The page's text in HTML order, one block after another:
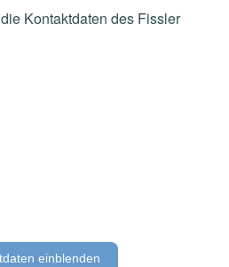
Kontaktdaten des Fissler
einblenden